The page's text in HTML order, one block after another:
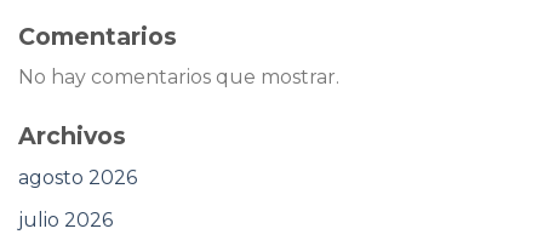
Comentarios
No hay comentarios que mostrar.
Archivos
agosto 2026
julio 2026